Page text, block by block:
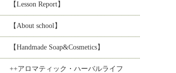
【Lesson Report】
【About school】
【Handmade Soap&Cosmetics】
++アロマティック・ハーバルライフ